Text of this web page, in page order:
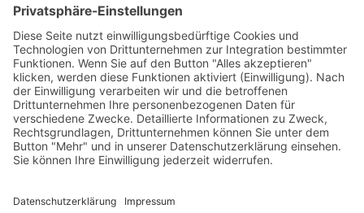
premium
rechtliches
Impressum
Datenschutz
Cookie-Einstellungen
folgen sie uns